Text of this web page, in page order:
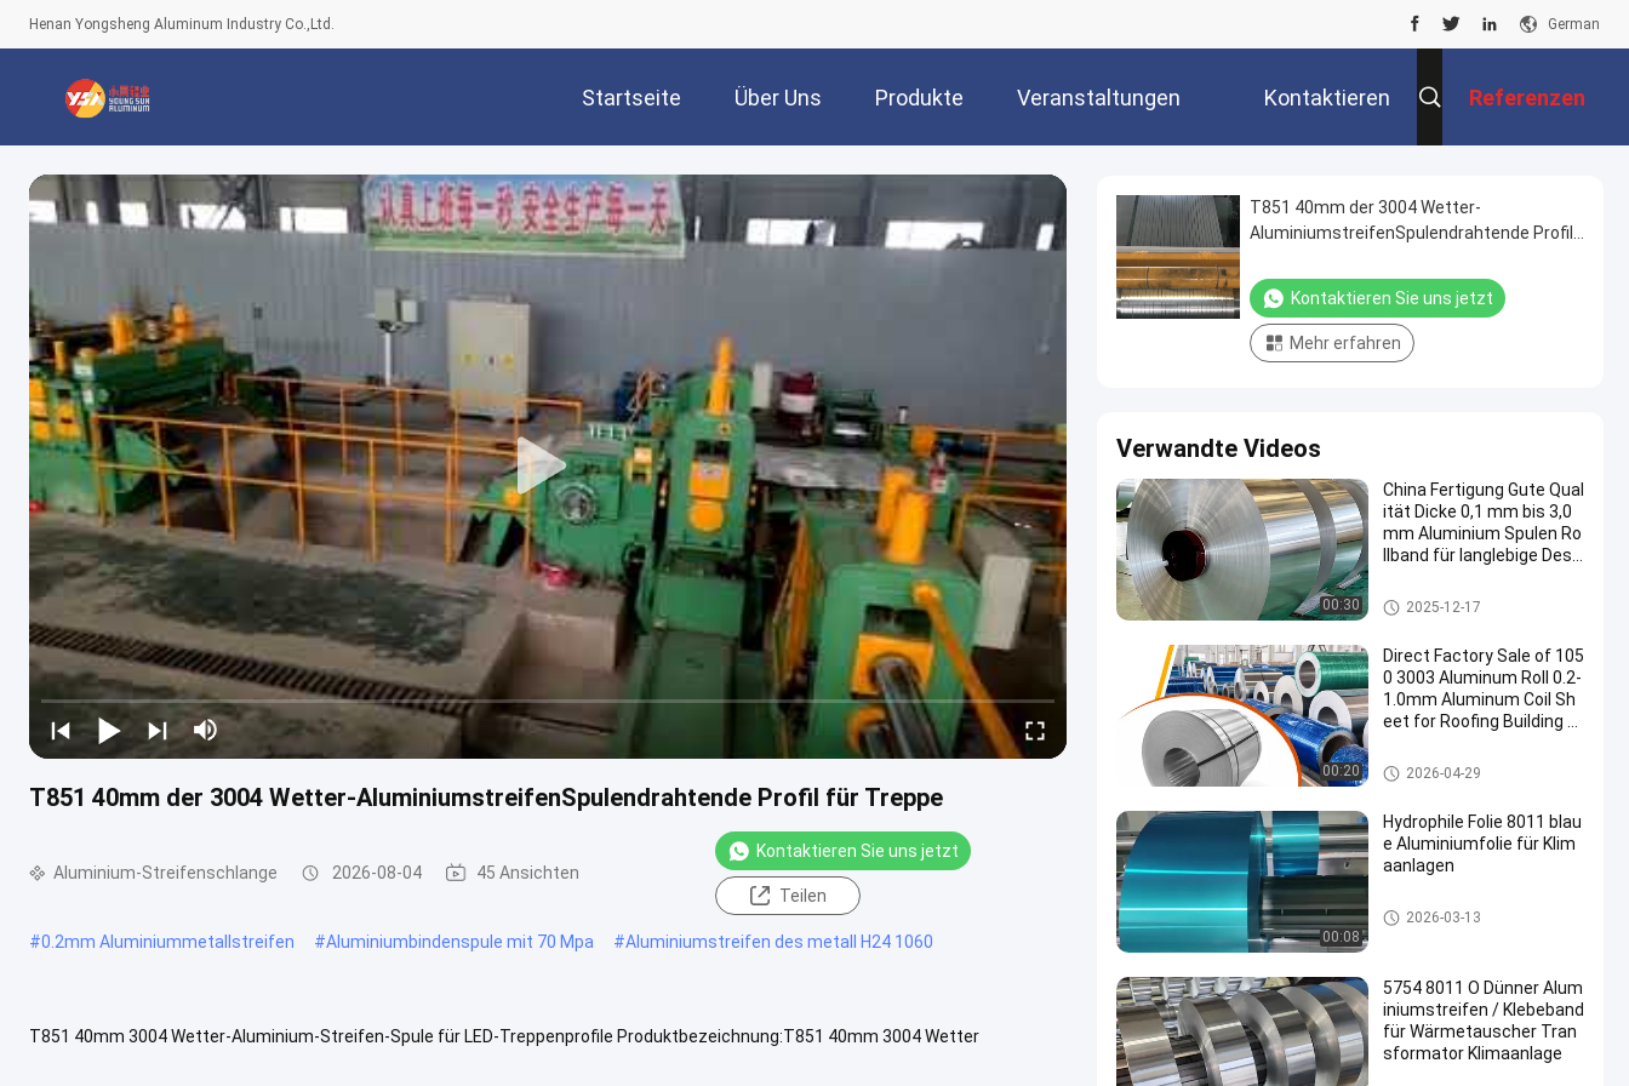
Henan Yongsheng Aluminum Industry Co.,Ltd. German
Startseite Über Uns Produkte Veranstaltungen Kontaktieren
Sie Uns
Referenzen
T851 40mm der 3004 Wetter-AluminiumstreifenSpulendrahtende Profil für Treppe
Aluminium-Streifenschlange 2026-08-04 45 Ansichten
Kontaktieren Sie uns jetzt
Teilen
#0.2mm Aluminiummetallstreifen #Aluminiumbindenspule mit 70 Mpa #Aluminiumstreifen des metall H24 1060
T851 40mm 3004 Wetter-Aluminium-Streifen-Spule für LED-Treppenprofile Produktbezeichnung:T851 40mm 3004 Wetter
T851 40mm der 3004 Wetter-
AluminiumstreifenSpulendrahtende Profil
Kontaktieren Sie uns jetzt
Mehr erfahren
Verwandte Videos
00:30
China Fertigung Gute Qual
ität Dicke 0,1 mm bis 3,0
mm Aluminium Spulen Ro
llband für langlebige Desi
Aluminium-Streifenschlange
2025-12-17
00:20
Direct Factory Sale of 105
0 3003 Aluminum Roll 0.2-
1.0mm Aluminum Coil Sh
eet for Roofing Building M
Aluminium-Streifenschlange
2026-04-29
00:08
Hydrophile Folie 8011 blau
e Aluminiumfolie für Klim
aanlagen
Aluminiumfolie-Rolle
2026-03-13
5754 8011 O Dünner Alum
iniumstreifen / Klebeband
für Wärmetauscher Tran
sformator Klimaanlage